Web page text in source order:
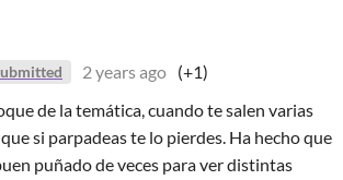
2 years ago (+1)
de la temática, cuando te salen varias
si parpadeas te lo pierdes. Ha hecho que
puñado de veces para ver distintas